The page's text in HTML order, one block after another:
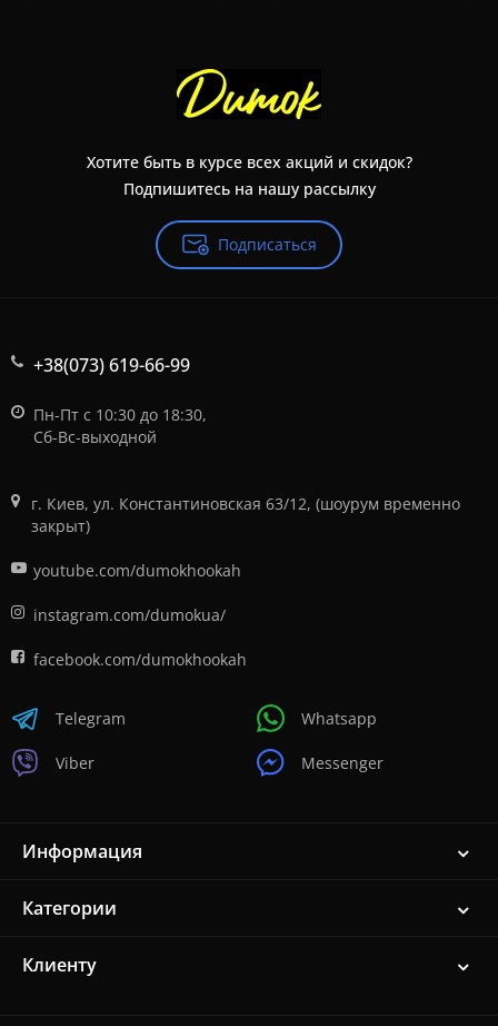
Хотите быть в курсе всех акций и скидок?
Подпишитесь на нашу рассылку
Подписаться
+38(073) 619-66-99
Пн-Пт с 10:30 до 18:30,
Сб-Вс-выходной
г. Киев, ул. Константиновская 63/12, (шоурум временно
закрыт)
youtube.com/dumokhookah
instagram.com/dumokua/
facebook.com/dumokhookah
Telegram
Viber
Whatsapp
Messenger
Информация
Категории
Клиенту